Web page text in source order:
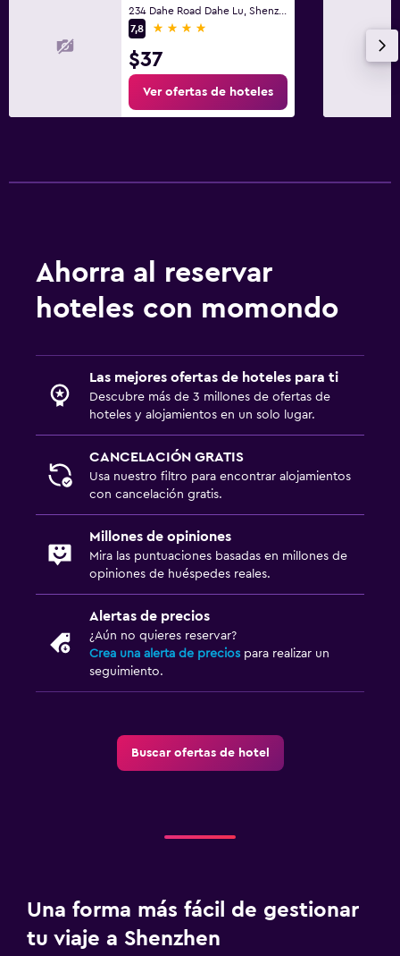
7,8
4 estrellas
$37
Ver ofertas de hoteles
Ahorra al reservar
hoteles con momondo
Las mejores ofertas de hoteles para ti
Descubre más de 3 millones de ofertas de
hoteles y alojamientos en un solo lugar.
CANCELACIÓN GRATIS
Usa nuestro filtro para encontrar alojamientos
con cancelación gratis.
Millones de opiniones
Mira las puntuaciones basadas en millones de
opiniones de huéspedes reales.
Alertas de precios
¿Aún no quieres reservar?
Crea una alerta de precios para realizar un
seguimiento.
Buscar ofertas de hotel
Una forma más fácil de gestionar
tu viaje a Shenzhen